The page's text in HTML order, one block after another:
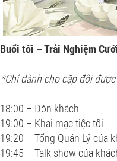
Buổi tối – Trải Nghiệm
*Chỉ dành cho cặp đôi
18:00 – Đón khách
19:00 – Khai mạc tiệc tối
19:20 – Tổng Quản Lý của
19:45 – Talk show của